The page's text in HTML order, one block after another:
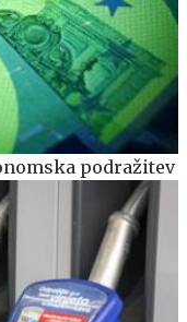
podražitev